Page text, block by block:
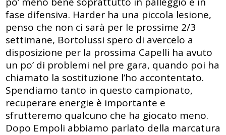
fase difensiva. Harder ha una piccola lesione,
penso che non ci sarà per le prossime 2/3
settimane, Bortolussi spero di avercelo a
disposizione per la prossima Capelli ha avuto
un po’ di problemi nel pre gara, quando poi ha
chiamato la sostituzione l’ho accontentato.
Spendiamo tanto in questo campionato,
recuperare energie è importante e
sfrutteremo qualcuno che ha giocato meno.
Dopo Empoli abbiamo parlato della marcatura